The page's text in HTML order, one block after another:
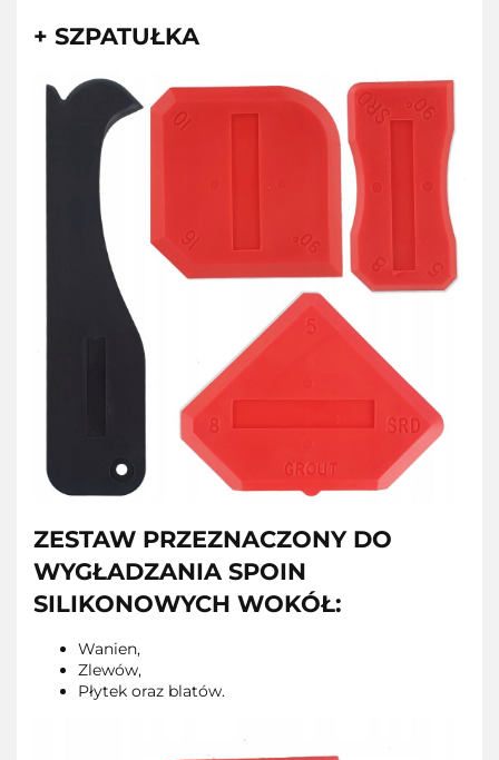
+ SZPATUŁKA
ZESTAW PRZEZNACZONY DO
WYGŁADZANIA SPOIN
SILIKONOWYCH WOKÓŁ:
Wanien,
Zlewów,
Płytek oraz blatów.